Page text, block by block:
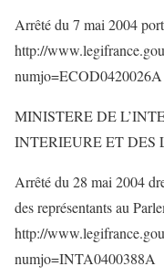
Arrêté du 7 mai 2004
http://
numjo=ECOD0420026A
MINISTERE DE
INTERIEURE ET DES
Arrêté du 28 mai 2004
des représentants au
http://
numjo=INTA0400388A